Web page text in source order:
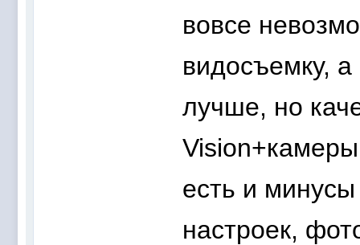
вовсе
видосъемку,
лучше, но
есть и
настроек,